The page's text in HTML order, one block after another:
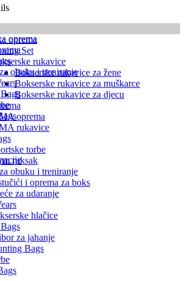
oprema
obuku i treniranje
oprema
Set
rukavice
Bokserske rukavice za žene
Bokserske rukavice za muškarce
Bokserske rukavice za djecu
oprema
rukavice
torbe
ruksak
obuku i treniranje
i oprema za boks
za udaranje
hlačice
za jahanje
Bags